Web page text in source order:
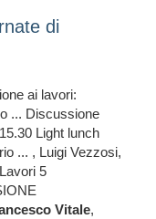
di
ai lavori:
... Discussione
Light lunch
... , Luigi Vezzosi,
5
Vitale,